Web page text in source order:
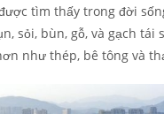
tìm thấy trong đời
sỏi, bùn, gỗ, và gạch tái
như thép, bê tông và